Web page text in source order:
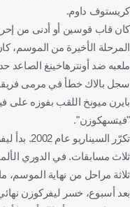
كريستوف داوم.
المرحلة الأخيرة من الموسم،
ملعبه ضد أونترهاخينغ الصاعد
بايرن ميونخ اللقب بفوزه
"فيتسهكوزن".
تكرّر
ثلاث مسابقات. في الدوري
ثلاثة مراحل من نهاية الموسم،
بعد أسبوع، خسر ليفركوزن